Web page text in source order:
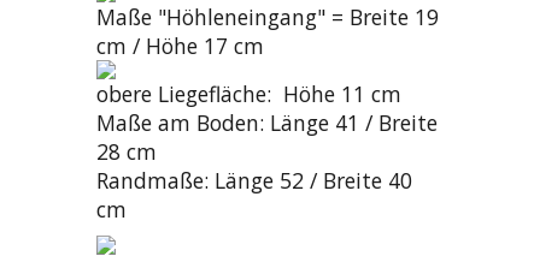
Maße "Höhleneingang" = Breite 19
cm / Höhe 17 cm
obere Liegefläche: Höhe 11 cm
Maße am Boden: Länge 41 / Breite
28 cm
Randmaße: Länge 52 / Breite 40
cm